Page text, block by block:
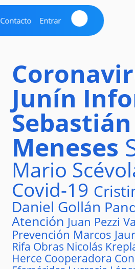
Contacto Entrar
Junín
Sebastián
Meneses
Mario
Covid-19
Daniel Gollán
Atención Juan Pezzi
Prevención Marcos
Rifa Obras Nicolás
Herce Cooperadora